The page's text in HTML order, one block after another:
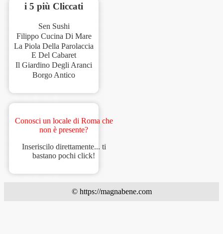
i 5 più Cliccati
Sen Sushi
Filippo Cucina Di Mare
La Piola Della Parolaccia
E Del Cabaret
Il Giardino Degli Aranci
Borgo Antico
Conosci un locale di Roma che
non è presente?
Inseriscilo direttamente... ti
bastano pochi click!
© https://magnabene.com